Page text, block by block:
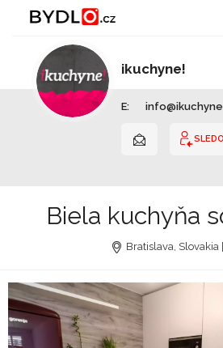
ikuchyne!
E:
Biela kuchyňa
Bratislava, Slovakia